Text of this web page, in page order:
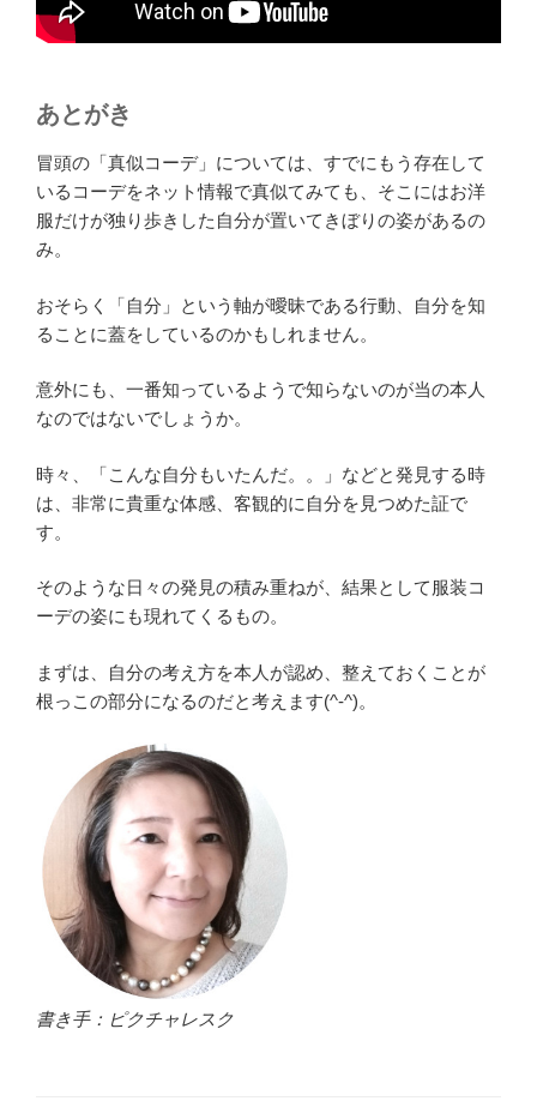
あとがき
冒頭の「真似コーデ」については、すでにもう存在して
いるコーデをネット情報で真似てみても、そこにはお洋
服だけが独り歩きした自分が置いてきぼりの姿があるの
み。
おそらく「自分」という軸が曖昧である行動、自分を知
ることに蓋をしているのかもしれません。
意外にも、一番知っているようで知らないのが当の本人
なのではないでしょうか。
時々、「こんな自分もいたんだ。。」などと発見する時
は、非常に貴重な体感、客観的に自分を見つめた証で
す。
そのような日々の発見の積み重ねが、結果として服装コ
ーデの姿にも現れてくるもの。
まずは、自分の考え方を本人が認め、整えておくことが
根っこの部分になるのだと考えます(^-^)。
書き手：ピクチャレスク